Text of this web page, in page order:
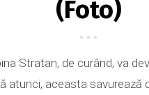
(Foto)
Stratan, de curând, va
atunci, aceasta savurează